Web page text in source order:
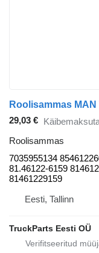
29,03 €
Roolisammas
7035955134
81.46122-6159
81461229159
Eesti, Tallinn
TruckParts Eesti OÜ